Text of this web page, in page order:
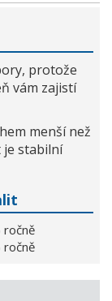
protože
vám zajistí
menší než
je stabilní
ročně
ročně